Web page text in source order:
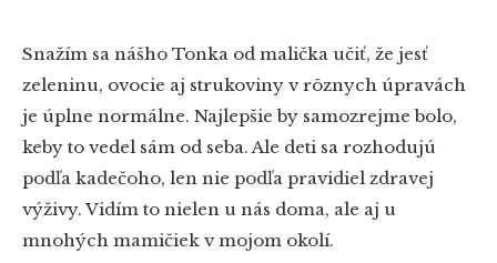
Snažím sa nášho Tonka od malička učiť, že jesť
zeleninu, ovocie aj strukoviny v rôznych úpravách
je úplne normálne. Najlepšie by samozrejme bolo,
keby to vedel sám od seba. Ale deti sa rozhodujú
podľa kadečoho, len nie podľa pravidiel zdravej
výživy. Vidím to nielen u nás doma, ale aj u
mnohých mamičiek v mojom okolí.